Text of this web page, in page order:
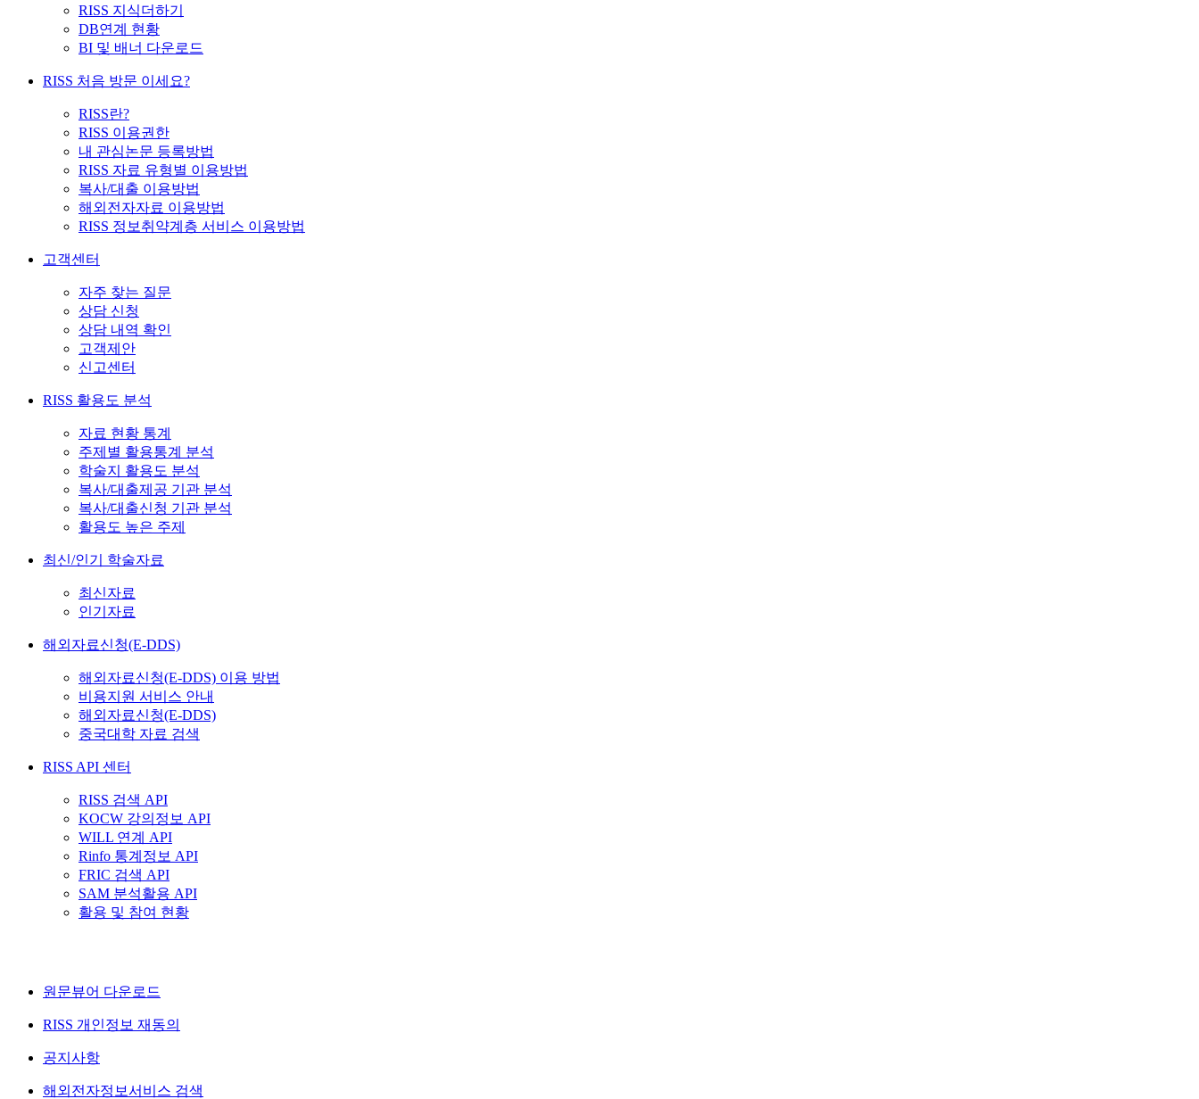
RISS 지식더하기
DB연계 현황
BI 및 배너 다운로드
RISS 처음 방문 이세요?
RISS란?
RISS 이용권한
내 관심논문 등록방법
RISS 자료 유형별 이용방법
복사/대출 이용방법
해외전자자료 이용방법
RISS 정보취약계층 서비스 이용방법
고객센터
자주 찾는 질문
상담 신청
상담 내역 확인
고객제안
신고센터
RISS 활용도 분석
자료 현황 통계
주제별 활용통계 분석
학술지 활용도 분석
복사/대출제공 기관 분석
복사/대출신청 기관 분석
활용도 높은 주제
최신/인기 학술자료
최신자료
인기자료
해외자료신청(E-DDS)
해외자료신청(E-DDS) 이용 방법
비용지원 서비스 안내
해외자료신청(E-DDS)
중국대학 자료 검색
RISS API 센터
RISS 검색 API
KOCW 강의정보 API
WILL 연계 API
Rinfo 통계정보 API
FRIC 검색 API
SAM 분석활용 API
활용 및 참여 현황
원문뷰어 다운로드
RISS 개인정보 재동의
공지사항
해외전자정보서비스 검색